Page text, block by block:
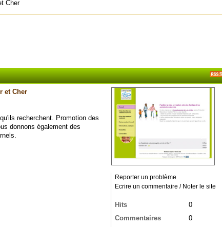
Cher
et Cher
recherchent. Promotion des
donnons également des
Reporter un problème
Ecrire un commentaire / Noter le site
Hits
0
Commentaires
0